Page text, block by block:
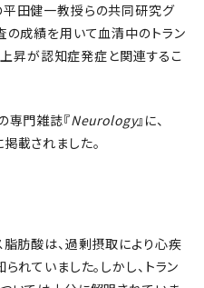
田健一教授らの共同研究グ
成績を用いて血清中のトラン
昇が認知症発症と関連するこ
専門雑誌『Neurology』に、
載されました。
肪酸は、過剰摂取により心疾
れていました。しかし、トラン